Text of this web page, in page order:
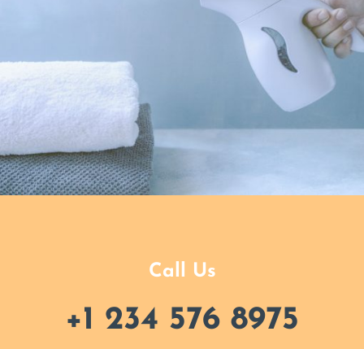
Call Us
+1 234 576 8975